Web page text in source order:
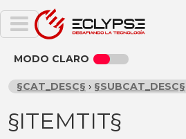
MODO CLARO
§CAT_DESC§ › §SUBCAT_DESC§
§ITEMTIT§